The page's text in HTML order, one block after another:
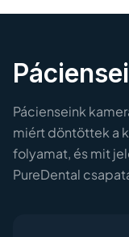
Pácienseink
miért döntöttek a
folyamat, és mit
PureDental